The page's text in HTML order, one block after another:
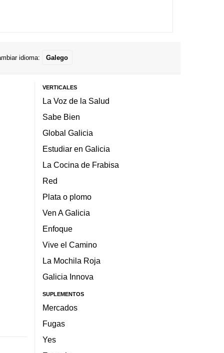
idioma: Galego
VERTICALES
La Voz de la Salud
Sabe Bien
Global Galicia
Estudiar en Galicia
La Cocina de Frabisa
Red
Plata o plomo
Ven A Galicia
Enfoque
Vive el Camino
La Mochila Roja
Galicia Innova
SUPLEMENTOS
Mercados
Fugas
Yes